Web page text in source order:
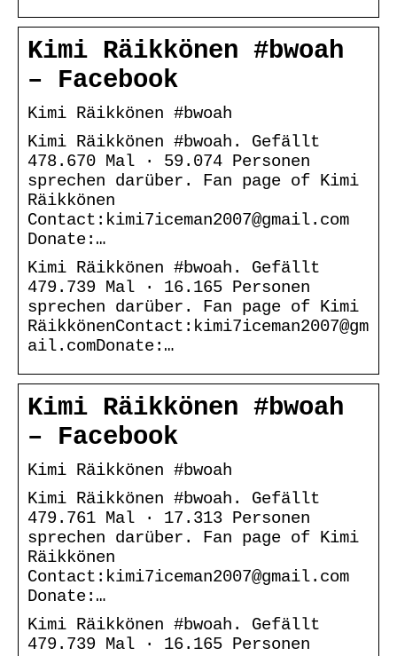
Kimi Räikkönen #bwoah
– Facebook
Kimi Räikkönen #bwoah
Kimi Räikkönen #bwoah. Gefällt
478.670 Mal · 59.074 Personen
sprechen darüber. Fan page of Kimi
Räikkönen
Contact:kimi7iceman2007@gmail.com
Donate:…
Kimi Räikkönen #bwoah. Gefällt
479.739 Mal · 16.165 Personen
sprechen darüber. Fan page of Kimi
RäikkönenContact:kimi7iceman2007@gm
ail.comDonate:…
Kimi Räikkönen #bwoah
– Facebook
Kimi Räikkönen #bwoah
Kimi Räikkönen #bwoah. Gefällt
479.761 Mal · 17.313 Personen
sprechen darüber. Fan page of Kimi
Räikkönen
Contact:kimi7iceman2007@gmail.com
Donate:…
Kimi Räikkönen #bwoah. Gefällt
479.739 Mal · 16.165 Personen